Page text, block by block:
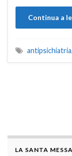
Continua a
antipsichiatria,
LA SANTA